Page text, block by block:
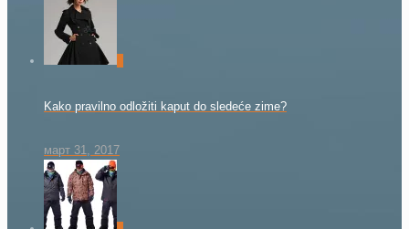
Kako pravilno odložiti kaput do sledeće zime?
март 31, 2017